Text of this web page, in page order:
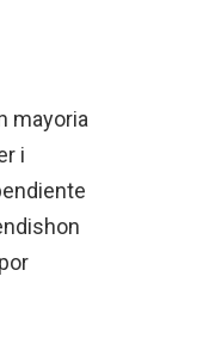
mayoria
i